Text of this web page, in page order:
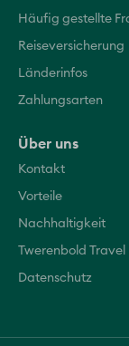
Häufig gestellte
Reiseversicherung
Länderinfos
Zahlungsarten
Über uns
Kontakt
Vorteile
Nachhaltigkeit
Twerenbold Travel
Datenschutz